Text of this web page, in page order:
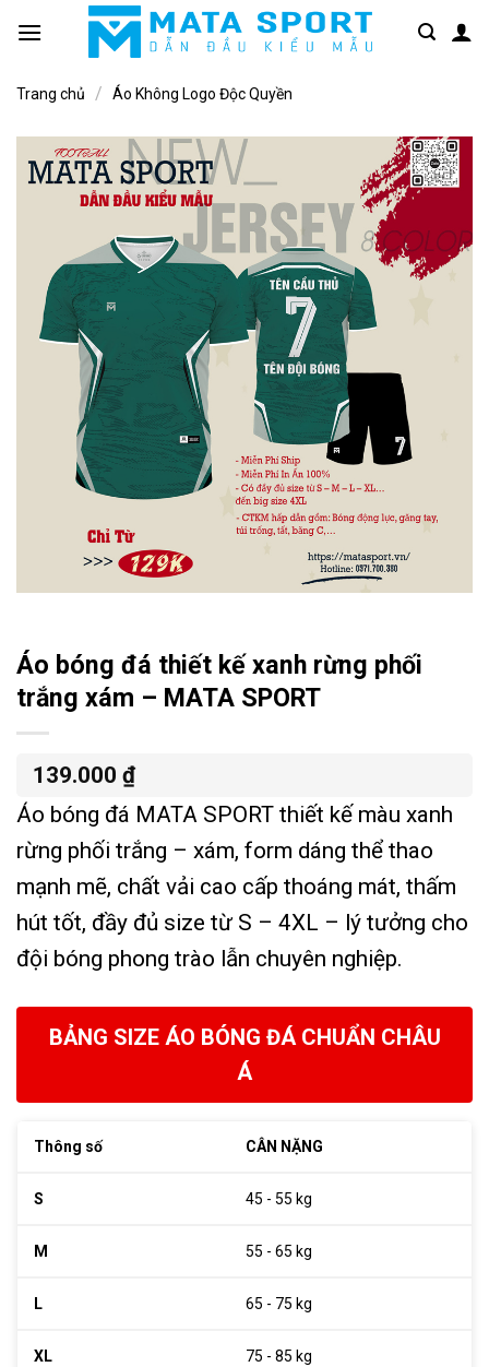
qua
dungTrang chủ / Áo Không Logo Độc Quyền
Áo bóng đá thiết kế xanh rừng phối
trắng xám – MATA SPORT
139.000 ₫
Áo bóng đá MATA SPORT thiết kế màu xanh
rừng phối trắng – xám, form dáng thể thao
mạnh mẽ, chất vải cao cấp thoáng mát, thấm
hút tốt, đầy đủ size từ S – 4XL – lý tưởng cho
đội bóng phong trào lẫn chuyên nghiệp.
BẢNG SIZE ÁO BÓNG ĐÁ CHUẨN CHÂU
Á
CÂN NẶNG
45 - 55 kg
55 - 65 kg
65 - 75 kg
75 - 85 kg